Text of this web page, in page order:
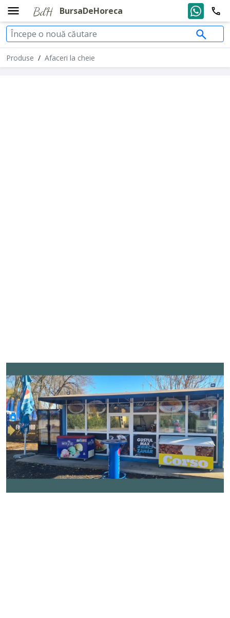
BursaDeHoreca
Produse / Afaceri la cheie